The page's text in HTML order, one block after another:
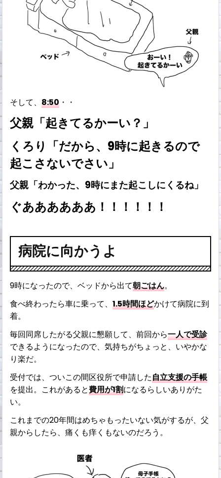
そして、8:50 ・・
父親「起きてるかーい？」
くろり「だから、9時に起きるので
起こさないでさい」
父親「わかった、9時にまた起こしにくるね」
ぐああああああ！！！！！！
病院に向かうよ
9時になったので、ベッドから出て朝ごはん。
食べ終わったら車に乗って、1.5時間ほどかけて病院に到
着。
毎回同席したがる父親に懇願して、前回から一人で受診
できるようになったので、気持ちがちょっと、いやかな
り楽だ。
受付では、ついこの間区役所で申請した自立支援の手帳
を提出。これがあると費用が1割になるらしいありがた
い。
これまでの20年間はめちゃもったいない気がするが、父
親からしたら、痛くも痒くもないのだろう。